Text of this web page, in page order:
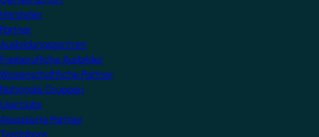
Hersteller
Partner
Ausbildungszentren
Freiberufliche Ausbilder
Wissenschaftliche Partner
Nationale Gruppen
Userclubs
Assoziierte Partner
Testlabore